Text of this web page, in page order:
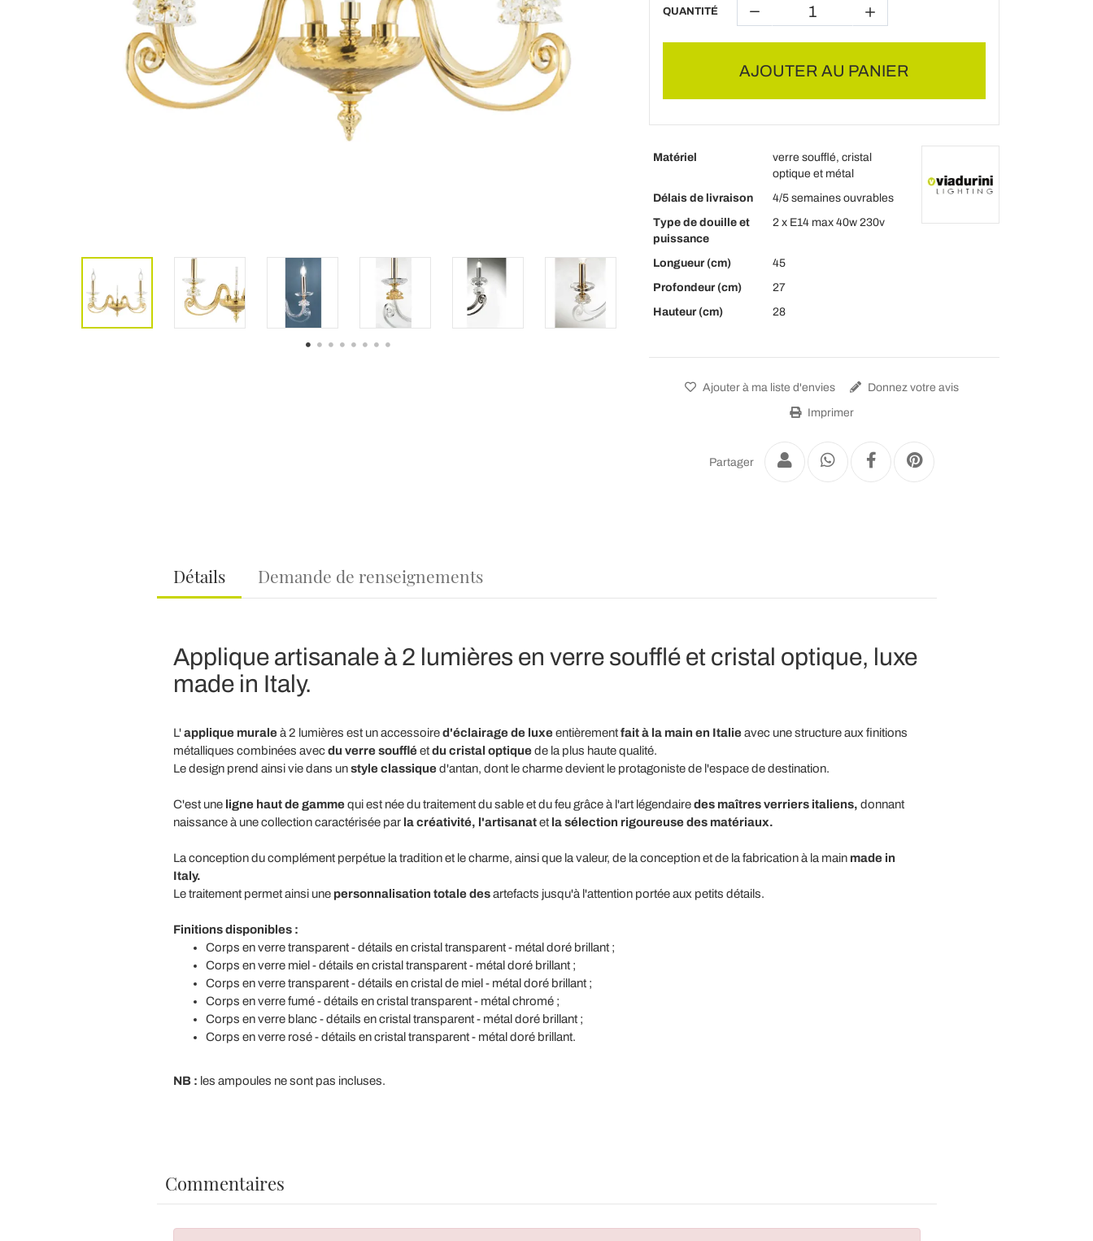
QUANTITÉ
AJOUTER AU PANIER
Matériel
verre soufflé, cristal
optique et métal
Délais de livraison
4/5 semaines ouvrables
Type de douille et
puissance
2 x E14 max 40w 230v
Longueur (cm)
45
Profondeur (cm)
27
Hauteur (cm)
28
Ajouter à ma liste d'envies Donnez votre avis
Imprimer
Partager
Détails Demande de renseignements
Applique artisanale à 2 lumières en verre soufflé et cristal optique, luxe
made in Italy.
L'applique muraleà 2 lumières est un accessoired'éclairage de luxeentièrementfait à la main en Italieavec une structure aux finitions
métalliques combinées avecdu verre souffléetdu cristal optiquede la plus haute qualité.
Le design prend ainsi vie dans unstyle classiqued'antan, dont le charme devient le protagoniste de l'espace de destination.
C'est une ligne haut de gammequi est née du traitement du sable et du feu grâce à l'art légendairedes maîtres verriers italiens, donnant
naissance à une collection caractérisée par la créativité, l'artisanatet la sélection rigoureuse des matériaux.
La conception du complément perpétue la tradition et le charme, ainsi que la valeur, de la conception et de la fabrication à la main made in
Italy.
Le traitement permet ainsi une personnalisation totale desartefacts jusqu'à l'attention portée aux petits détails.
Finitions disponibles :
Corps en verre transparent - détails en cristal transparent - métal doré brillant ;
Corps en verre miel - détails en cristal transparent - métal doré brillant ;
Corps en verre transparent - détails en cristal de miel - métal doré brillant ;
Corps en verre fumé - détails en cristal transparent - métal chromé ;
Corps en verre blanc - détails en cristal transparent - métal doré brillant ;
Corps en verre rosé - détails en cristal transparent - métal doré brillant.
NB : les ampoules ne sont pas incluses.
Commentaires